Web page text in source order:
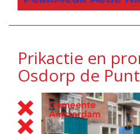
Prikactie en
Osdorp de Punt